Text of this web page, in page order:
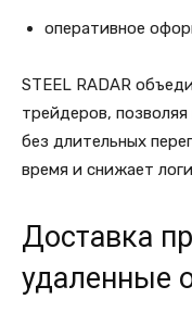
оперативное
STEEL RADAR
трейдеров,
без длительных
время и снижает
Доставка
удаленные